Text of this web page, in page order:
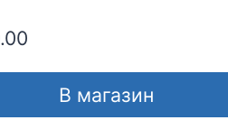
В магазин